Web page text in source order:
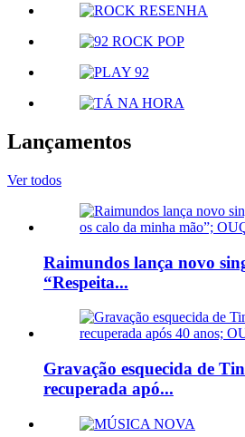
Lançamentos
Ver todos
Raimundos lança novo
“Respeita...
Gravação esquecida de
recuperada apó...